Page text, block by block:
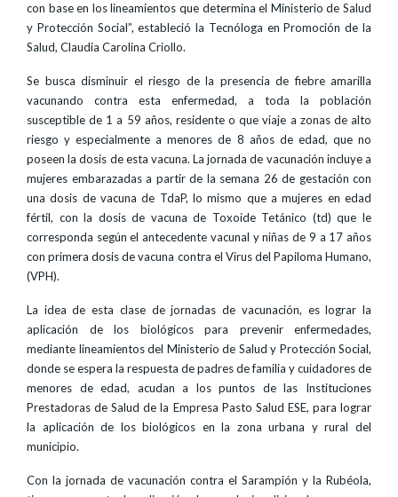
con base en los lineamientos que determina el Ministerio de Salud
y Protección Social”, estableció la Tecnóloga en Promoción de la
Salud, Claudia Carolina Criollo.
Se busca disminuir el riesgo de la presencia de fiebre amarilla
vacunando contra esta enfermedad, a toda la población
susceptible de 1 a 59 años, residente o que viaje a zonas de alto
riesgo y especialmente a menores de 8 años de edad, que no
poseen la dosis de esta vacuna. La jornada de vacunación incluye a
mujeres embarazadas a partir de la semana 26 de gestación con
una dosis de vacuna de TdaP, lo mismo que a mujeres en edad
fértil, con la dosis de vacuna de Toxoide Tetánico (td) que le
corresponda según el antecedente vacunal y niñas de 9 a 17 años
con primera dosis de vacuna contra el Virus del Papiloma Humano,
(VPH).
La idea de esta clase de jornadas de vacunación, es lograr la
aplicación de los biológicos para prevenir enfermedades,
mediante lineamientos del Ministerio de Salud y Protección Social,
donde se espera la respuesta de padres de familia y cuidadores de
menores de edad, acudan a los puntos de las Instituciones
Prestadoras de Salud de la Empresa Pasto Salud ESE, para lograr
la aplicación de los biológicos en la zona urbana y rural del
municipio.
Con la jornada de vacunación contra el Sarampión y la Rubéola,